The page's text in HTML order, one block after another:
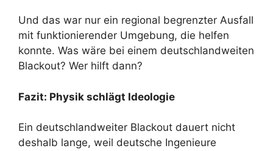
Und das war nur ein regional begrenzter Ausfall
mit funktionierender Umgebung, die helfen
konnte. Was wäre bei einem deutschlandweiten
Blackout? Wer hilft dann?
Fazit: Physik schlägt Ideologie
Ein deutschlandweiter Blackout dauert nicht
deshalb lange, weil deutsche Ingenieure